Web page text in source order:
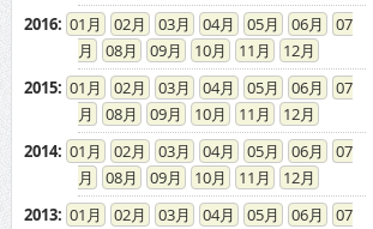
2016: 01 02 03 04 05 06
07
08
09 10 11
12
2015: 01 02 03 04 05 06
07
08
09 10 11
12
2014: 01 02 03 04 05 06
07
08
09 10 11
12
2013: 01 02 03 04 05 06
07